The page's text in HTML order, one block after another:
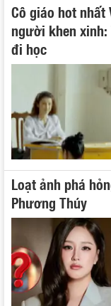
Cô giáo hot nhất
người khen
đi học
Loạt ảnh phá
Phương Thúy